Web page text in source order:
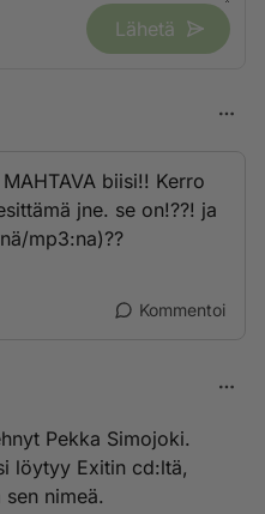
Lähetä
biisi!! Kerro
jne. se on!??! ja
mp3:na)??
Kommentoi
Pekka Simojoki.
löytyy Exitin cd:ltä,
nimeä.